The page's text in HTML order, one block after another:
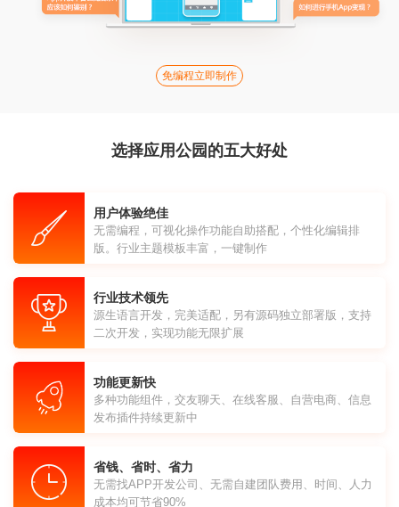
免编程立即制作
选择应用公园的五大好处
用户体验绝佳
无需编程，可视化操作功能自助搭配，个性化编辑排
版。行业主题模板丰富，一键制作
行业技术领先
源生语言开发，完美适配，另有源码独立部署版，支持
二次开发，实现功能无限扩展
功能更新快
多种功能组件，交友聊天、在线客服、自营电商、信息
发布插件持续更新中
省钱、省时、省力
无需找APP开发公司、无需自建团队费用、时间、人力
成本均可节省90%